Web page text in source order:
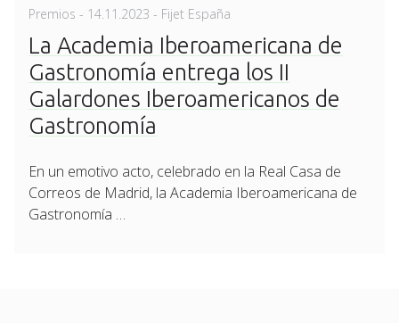
Premios - Posted
14.11.2023 - Fijet España
La Academia Iberoamericana de
Gastronomía entrega los II
Galardones Iberoamericanos de
Gastronomía
En un emotivo acto, celebrado en la Real Casa de
Correos de Madrid, la Academia Iberoamericana de
Gastronomía …